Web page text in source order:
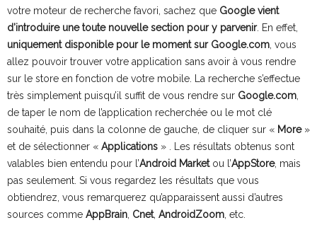
votre moteur de recherche favori, sachez que Google vient
d’introduire une toute nouvelle section pour y parvenir. En effet,
uniquement disponible pour le moment sur Google.com , vous
allez pouvoir trouver votre application sans avoir à vous rendre
sur le store en fonction de votre mobile. La recherche s’effectue
très simplement puisqu’il suffit de vous rendre sur Google.com
de taper le nom de l’application recherchée ou le mot clé
souhaité, puis dans la colonne de gauche, de cliquer sur « More»
et de sélectionner « Applications » . Les résultats obtenus sont
valables bien entendu pour l’Android Marketou l’AppStore, mais
pas seulement. Si vous regardez les résultats que vous
obtiendrez, vous remarquerez qu’apparaissent aussi d’autres
sources comme AppBrain Cnet, AndroidZoom , etc.